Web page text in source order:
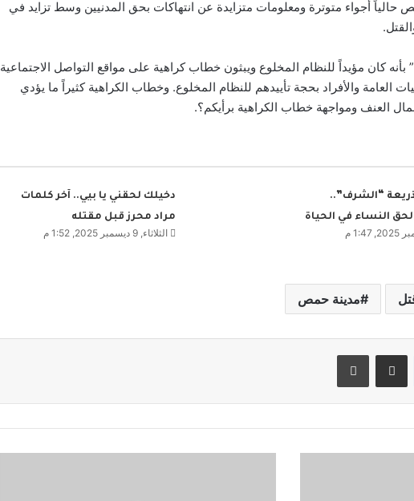
أجواء متوترة ومعلومات متزايدة عن انتهاكات بحق المدنيين وسط تزايد في
كان مؤيداً للنظام المخلوع ويبثون خطاب كراهية على مواقع التواصل الاجتماعية
العامة والأفراد بحجة تأييدهم للنظام المخلوع. وخطاب الكراهية كثيراً ما يؤدي
العنف ومواجهة خطاب الكراهية برأيكم؟.
“الشرف”..
النساء في الحياة
دخيلك لحقني يا بيي.. آخر كلمات
مراد محرز قبل مقتله
الثلاثاء, 9 ديسمبر 2025, 1:52 م
مدينة حمص